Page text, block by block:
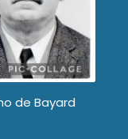
de Bayard